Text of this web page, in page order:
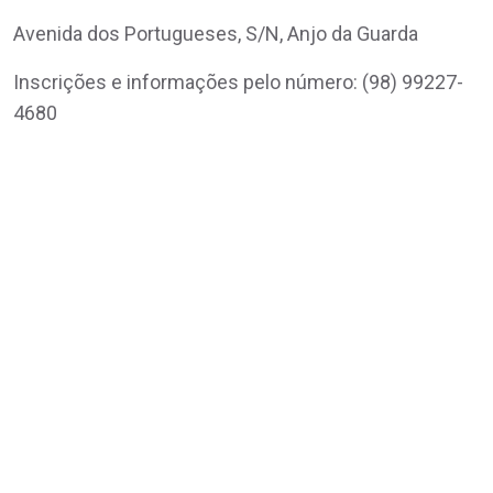
Avenida dos Portugueses, S/N, Anjo da Guarda
Inscrições e informações pelo número: (98) 99227-
4680